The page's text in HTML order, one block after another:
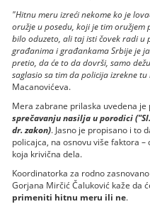
"Hitnu meru izreći nekome ko je
oružje u posedu, koji je tim oružjem
bilo oduzeto, ali taj isti čovek radi u
građanima i građankama Srbije je
pretio, da će to da dovrši, samo
saglasio sa tim da policija izrekne
Macanovićeva.
Mera zabrane prilaska uvedena
sprečavanju nasilja u porodici
dr. zakon). Jasno je propisano i to
policajca, na osnovu više faktora
koja krivična dela.
Koordinatorka za rodno
Gorjana Mirčić Čaluković kaže da
primeniti hitnu meru ili ne.